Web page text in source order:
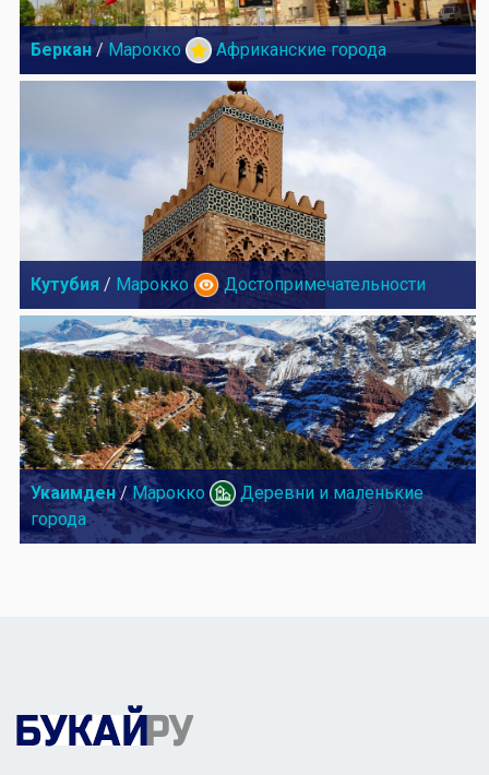
Беркан / Марокко Африканские города
Кутубия / Марокко Достопримечательности
Укаимден/ Марокко
Деревни и маленькие
города